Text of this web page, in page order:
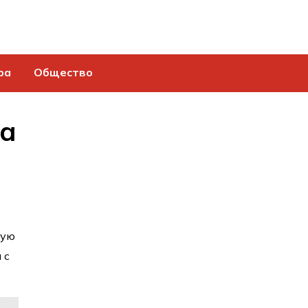
Общество
с